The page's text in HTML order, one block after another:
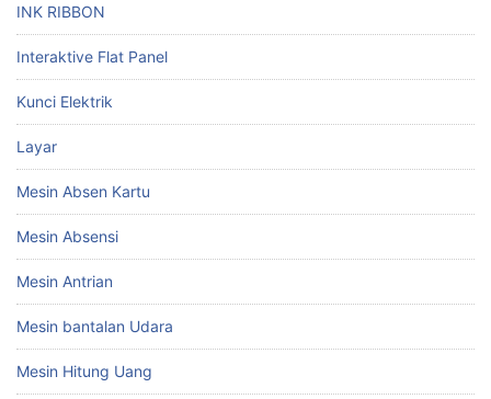
INK RIBBON
Interaktive Flat Panel
Kunci Elektrik
Layar
Mesin Absen Kartu
Mesin Absensi
Mesin Antrian
Mesin bantalan Udara
Mesin Hitung Uang